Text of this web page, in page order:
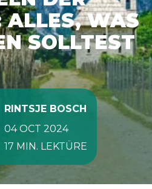
ALLES, WAS
SOLLTEST
RINTSJE BOSCH
04 OCT 2024
17 MIN. LEKTÜRE